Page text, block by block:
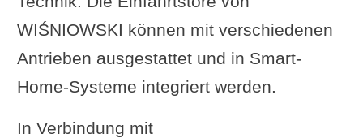
WIŚNIOWSKI können mit verschiedenen
Antrieben ausgestattet und in Smart-
Home-Systeme integriert werden.
In Verbindung mit